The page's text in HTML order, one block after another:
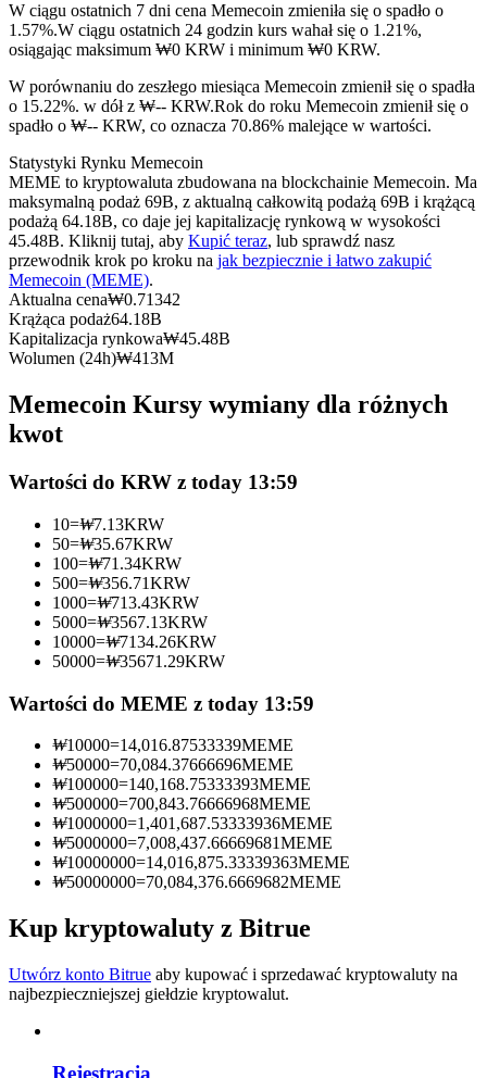
Kontrakty terminowe na USDC
Kopiowanie Transakcji
Dołącz do najlepszych traderów
Zostań traderem kopiującym
Ciesz się podziałem zysków i prowizjami z kopiowania
Analiza Big Data, w tym informacje handlowe itp.
W ciągu ostatnich 7 dni cena Memecoin zmieniła się o spadło o
1.57%.W ciągu ostatnich 24 godzin kurs wahał się o 1.21%,
osiągając maksimum ₩0 KRW i minimum ₩0 KRW.
W porównaniu do zeszłego miesiąca Memecoin zmienił się o spadła
o 15.22%. w dół z ₩-- KRW.Rok do roku Memecoin zmienił się o
spadło o ₩-- KRW, co oznacza 70.86% malejące w wartości.
Statystyki Rynku Memecoin
MEME to kryptowaluta zbudowana na blockchainie Memecoin. Ma
maksymalną podaż 69B, z aktualną całkowitą podażą 69B i krążącą
podażą 64.18B, co daje jej kapitalizację rynkową w wysokości
45.48B. Kliknij tutaj, aby Kupić teraz, lub sprawdź nasz
przewodnik krok po kroku na jak bezpiecznie i łatwo zakupić
Memecoin (MEME).
Aktualna cena₩0.71342
Krążąca podaż64.18B
Kapitalizacja rynkowa₩45.48B
Wolumen (24h)₩413M
Memecoin Kursy wymiany dla różnych
kwot
Wartości do KRW z today 13:59
10=₩7.13KRW
50=₩35.67KRW
100=₩71.34KRW
500=₩356.71KRW
1000=₩713.43KRW
5000=₩3567.13KRW
10000=₩7134.26KRW
50000=₩35671.29KRW
Wartości do MEME z today 13:59
₩10000=14,016.87533339MEME
₩50000=70,084.37666696MEME
₩100000=140,168.75333393MEME
₩500000=700,843.76666968MEME
₩1000000=1,401,687.53333936MEME
₩5000000=7,008,437.66669681MEME
₩10000000=14,016,875.33339363MEME
₩50000000=70,084,376.6669682MEME
Kup kryptowaluty z Bitrue
Utwórz konto Bitrue aby kupować i sprzedawać kryptowaluty na
najbezpieczniejszej giełdzie kryptowalut.
Rejestracja